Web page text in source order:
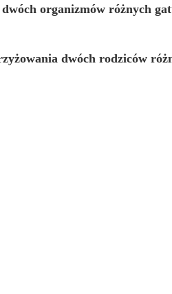
organizmów różnych
dwóch rodziców